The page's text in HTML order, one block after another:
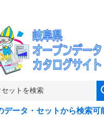
データ・セットから検索可